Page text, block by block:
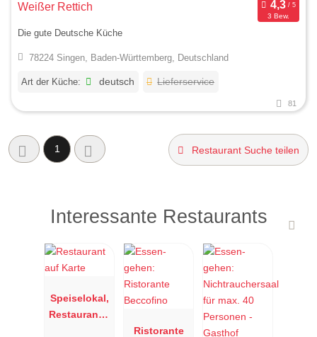
Weißer Rettich
3 Bew.
Die gute Deutsche Küche
78224 Singen, Baden-Württemberg, Deutschland
Art der Küche: deutsch Lieferservice
81
1 Restaurant Suche teilen
Interessante Restaurants
Speiselokal,
Restaurant "
Ristorante